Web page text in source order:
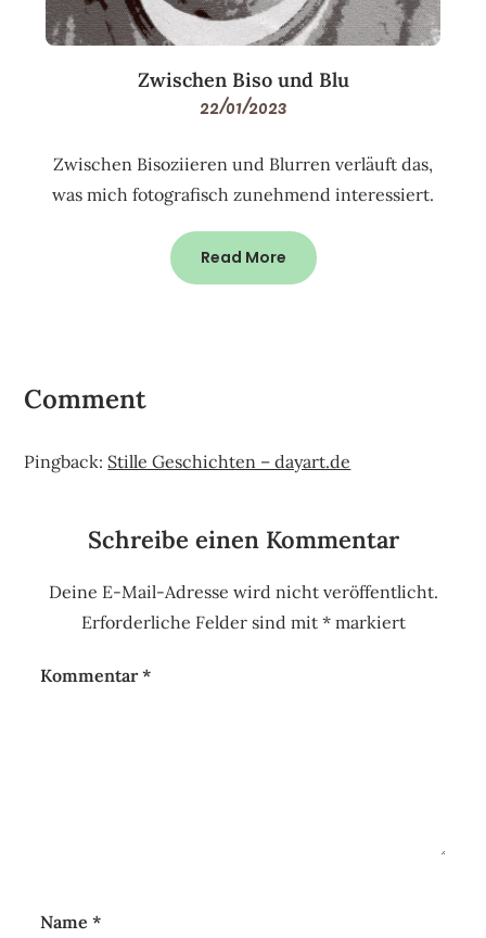
Zwischen Biso und Blu
22/01/2023
Zwischen Bisoziieren und Blurren verläuft das,
was mich fotografisch zunehmend interessiert.
Read More
Comment
Pingback: Stille Geschichten – dayart.de
Schreibe einen Kommentar
Deine E-Mail-Adresse wird nicht veröffentlicht.
Erforderliche Felder sind mit *markiert
Kommentar*
Name*